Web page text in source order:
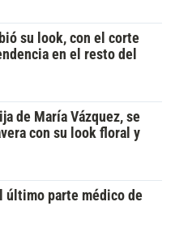
su look, con el corte
en el resto del
de María Vázquez, se
con su look floral y
último parte médico de